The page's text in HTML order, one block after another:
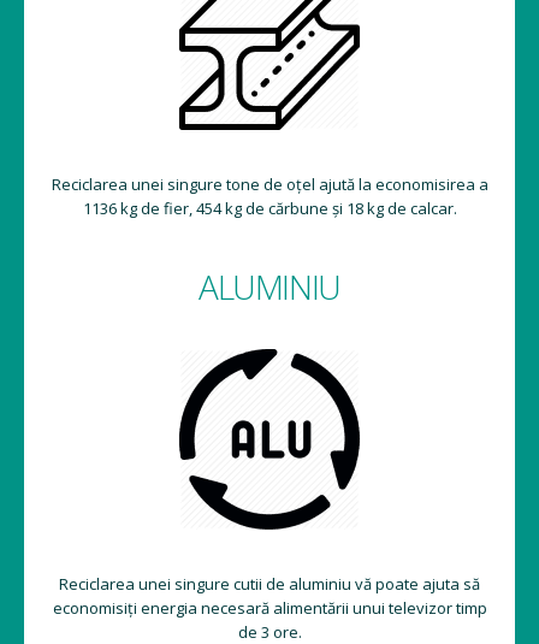
Reciclarea unei singure tone de oțel ajută la economisirea a
1136 kg de fier, 454 kg de cărbune și 18 kg de calcar.
ALUMINIU
Reciclarea unei singure cutii de aluminiu vă poate ajuta să
economisiți energia necesară alimentării unui televizor timp
de 3 ore.